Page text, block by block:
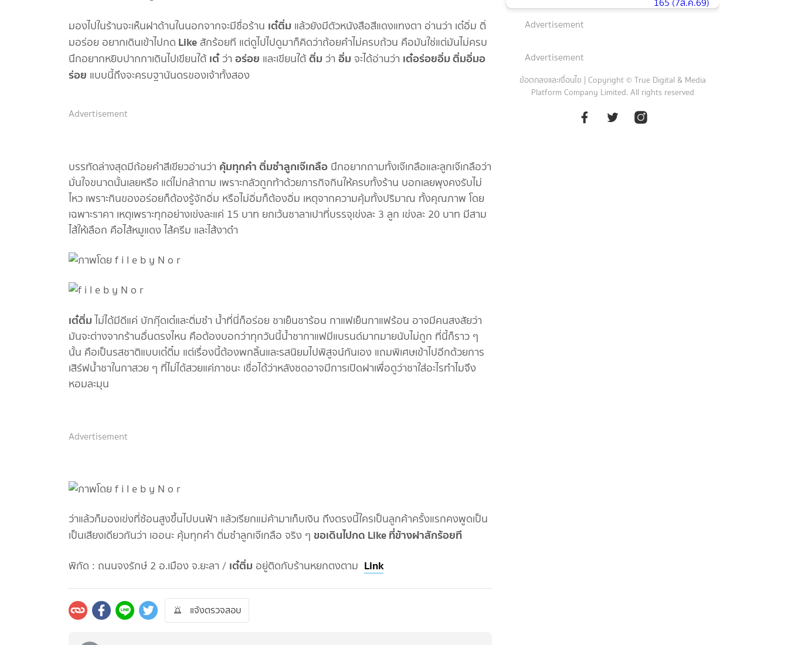
มองไปในร้านจะเห็นฝาด้านในนอกจากจะมีชื่อร้าน เต๋ติ่ม แล้วยังมีตัวหนังสือสีแดงแทงตา อ่านว่า เต๋อิ่ม ติ่
มอร่อย อยากเดินเข้าไปกด Likeสักร้อยที แต่ดูไปไปดูมาก็คิดว่าถ้อยคำไม่ครบถ้วน คือมันใช่แต่มันไม่ครบ
นึกอยากหยิบปากกาเดินไปเขียนใต้ เต๋ว่า อร่อย และเขียนใต้ติ่ม ว่า อิ่ม จะได้อ่านว่า เต๋อร่อยอิ่ม ติ่มอิ่มอ
ร่อย แบบนี้ถึงจะครบฐานันดรของเจ้าทั้งสอง
Advertisement
บรรทัดล่างสุดมีถ้อยคำสีเขียวอ่านว่า คุ้มทุกคำ ติ่มซำลูกเจ๊เกลือ นึกอยากถามทั้งเจ๊เกลือและลูกเจ๊เกลือว่า
มั่นใจขนาดนั้นเลยหรือ แต่ไม่กล้าถาม เพราะกลัวถูกท้าด้วยภารกิจกินให้ครบทั้งร้าน บอกเลยพุงคงรับไม่
ไหว เพราะกินของอร่อยก็ต้องรู้จักอิ่ม หรือไม่อิ่มก็ต้องอิ่ม เหตุจากความคุ้มทั้งปริมาณ ทั้งคุณภาพ โดย
เฉพาะราคา เหตุเพราะทุกอย่างเข่งละแค่ 15 บาท ยกเว้นซาลาเปาที่บรรจุเข่งละ 3 ลูก เข่งละ 20 บาท มีสาม
ไส้ให้เลือก คือไส้หมูแดง ไส้ครีม และไส้งาดำ
เต๋ติ่มไม่ได้มีดีแค่ บักกุ๊ดเต๋และติ่มซำ น้ำที่นี่ก็อร่อย ชาเย็นชาร้อน กาแฟเย็นกาแฟร้อน อาจมีคนสงสัยว่า
มันจะต่างจากร้านอื่นตรงไหน คือต้องบอกว่าทุกวันนี้น้ำชากาแฟมีแบรนด์มากมายนับไม่ถูก ที่นี้ก็ราว ๆ
นั้น คือเป็นรสชาติแบบเต๋ติ๋ม แต่เรื่องนี้ต้องพกลิ้นและรสนิยมไปพิสูจน์กันเอง แถมพิเศษเข้าไปอีกด้วยการ
เสิร์ฟน้ำชาในกาสวย ๆ ที่ไม่ได้สวยแค่ภาชนะ เชื่อได้ว่าหลังซดอาจมีการเปิดฝาเพื่อดูว่าชาใส่อะไรทำไมจึง
หอมละมุน
Advertisement
ว่าแล้วก็มองเข่งที่ซ้อนสูงขึ้นไปบนฟ้า แล้วเรียกแม่ค้ามาเก็บเงิน ถึงตรงนี้ใครเป็นลูกค้าครั้งแรกคงพูดเป็น
เป็นเสียงเดียวกันว่า เออนะ คุ้มทุกคำ ติ่มซำลูกเจ๊เกลือ จริง ๆ ขอเดินไปกด Like ที่ข้างฝาสักร้อยที
พิกัด : ถนนจงรักษ์ 2 อ.เมือง จ.ยะลา / เต๋ติ่ม อยู่ติดกับร้านหยกตงตาม Link
แจ้งตรวจสอบ
Advertisement
Advertisement
ข้อตกลงและเงื่อนไข | Copyright © True Digital & Media
Platform Company Limited. All rights reserved